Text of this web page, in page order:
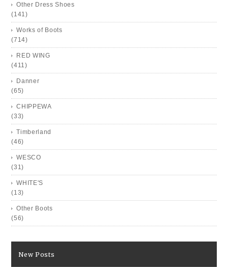
Other Dress Shoes
(141)
Works of Boots
(714)
RED WING
(411)
Danner
(65)
CHIPPEWA
(33)
Timberland
(46)
WESCO
(31)
WHITE'S
(13)
Other Boots
(56)
New Posts